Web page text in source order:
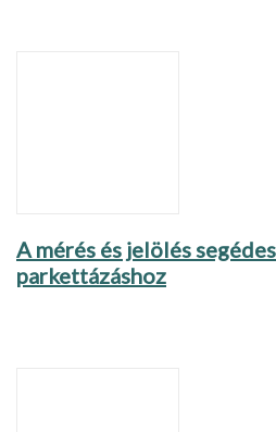
A mérés és jelölés
parkettázáshoz